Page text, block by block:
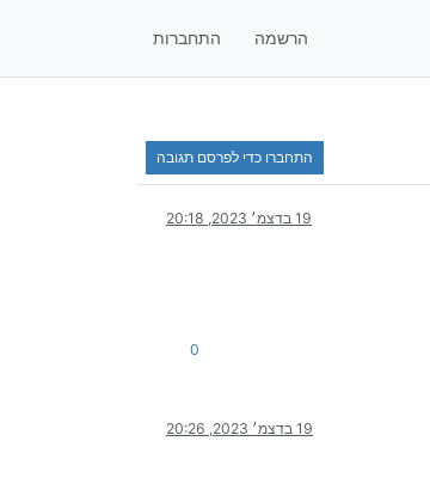
הרשמה התחברות
התחברו כדי לפרסם תגובה
19 בדצמ׳ 2023, 20:18
0
19 בדצמ׳ 2023, 20:26